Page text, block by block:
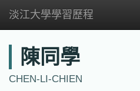
淡江大學學習歷程
陳同學
CHEN-LI-CHIEN